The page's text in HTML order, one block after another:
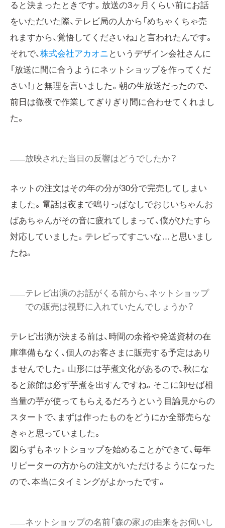
ると決まったときです。放送の3ヶ月くらい前にお話
をいただいた際、テレビ局の人から「めちゃくちゃ売
れますから、覚悟してくださいね」と言われたんです。
それで、株式会社アカオニ というデザイン会社さんに
「放送に間に合うようにネットショップを作ってくだ
さい！」と無理を言いました。朝の生放送だったので、
前日は徹夜で作業してぎりぎり間に合わせてくれまし
た。
放映された当日の反響はどうでしたか？
ネットの注文はその年の分が30分で完売してしまい
ました。電話は夜まで鳴りっぱなしでおじいちゃんお
ばあちゃんがその音に疲れてしまって、僕がひたすら
対応していました。テレビってすごいな…と思いまし
たね。
テレビ出演のお話がくる前から、ネットショップ
での販売は視野に入れていたんでしょうか？
テレビ出演が決まる前は、時間の余裕や発送資材の在
庫準備もなく、個人のお客さまに販売する予定はあり
ませんでした。山形には芋煮文化があるので、秋にな
ると旅館は必ず芋煮を出すんですね。そこに卸せば相
当量の芋が使ってもらえるだろうという目論見からの
スタートで、まずは作ったものをどうにか全部売らな
きゃと思っていました。
図らずもネットショップを始めることができて、毎年
リピーターの方からの注文がいただけるようになった
ので、本当にタイミングがよかったです。
ネットショップの名前「森の家」の由来をお伺いし